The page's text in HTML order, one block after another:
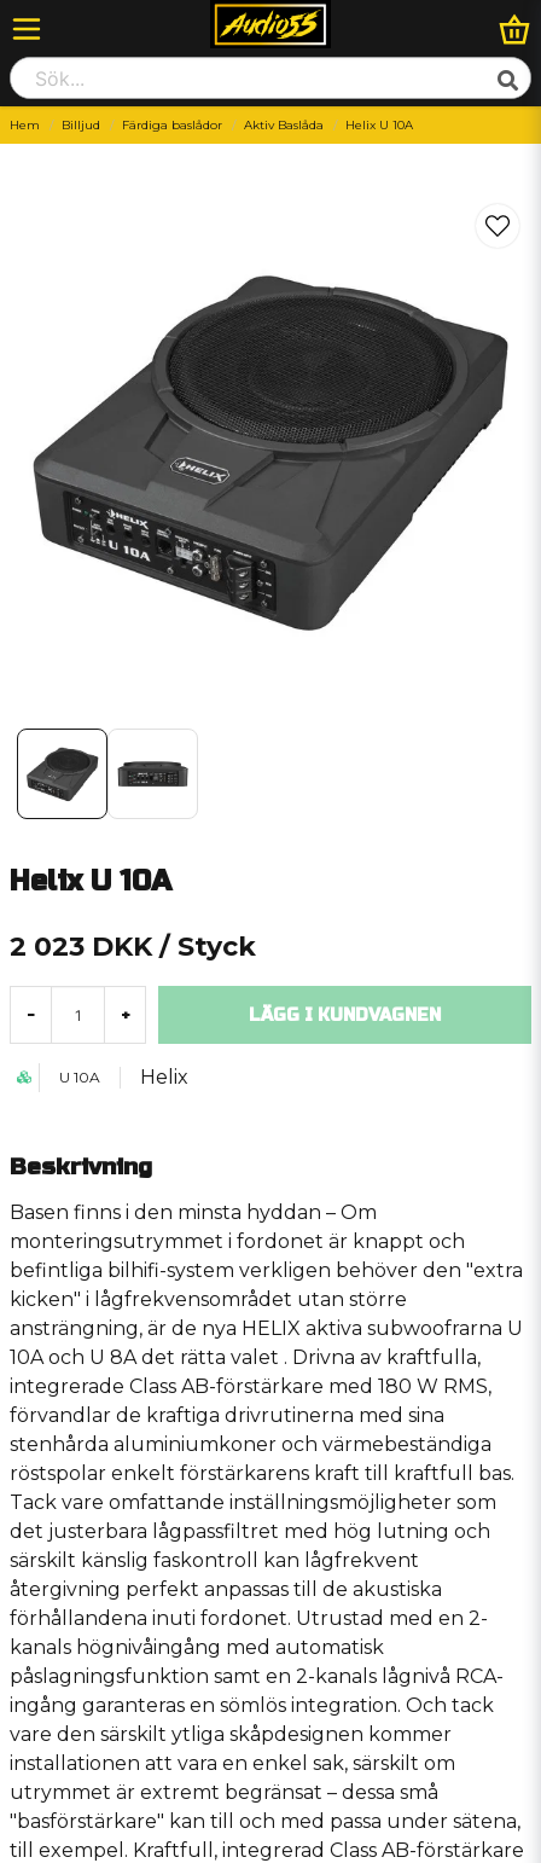
Hem Billjud Färdiga baslådor Aktiv Baslåda Helix U 10A
Helix U 10A
2 023 DKK / Styck
- + LÄGG I KUNDVAGNEN
U 10A Helix
Beskrivning
Basen finns i den minsta hyddan – Om
monteringsutrymmet i fordonet är knappt och
befintliga bilhifi-system verkligen behöver den "extra
kicken" i lågfrekvensområdet utan större
ansträngning, är de nya HELIX aktiva subwoofrarna U
10A och U 8A det rätta valet . Drivna av kraftfulla,
integrerade Class AB-förstärkare med 180 W RMS,
förvandlar de kraftiga drivrutinerna med sina
stenhårda aluminiumkoner och värmebeständiga
röstspolar enkelt förstärkarens kraft till kraftfull bas.
Tack vare omfattande inställningsmöjligheter som
det justerbara lågpassfiltret med hög lutning och
särskilt känslig faskontroll kan lågfrekvent
återgivning perfekt anpassas till de akustiska
förhållandena inuti fordonet. Utrustad med en 2-
kanals högnivåingång med automatisk
påslagningsfunktion samt en 2-kanals lågnivå RCA-
ingång garanteras en sömlös integration. Och tack
vare den särskilt ytliga skåpdesignen kommer
installationen att vara en enkel sak, särskilt om
utrymmet är extremt begränsat – dessa små
"basförstärkare" kan till och med passa under sätena,
till exempel. Kraftfull, integrerad Class AB-förstärkare